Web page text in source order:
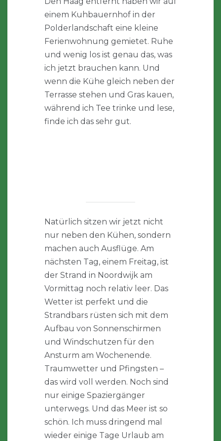
einem Kuhbauernhof in der
Polderlandschaft eine kleine
Ferienwohnung gemietet. Ruhe
und wenig los ist genau das, was
ich jetzt brauchen kann. Und
wenn die Kühe gleich neben der
Terrasse stehen und Gras kauen,
während ich Tee trinke und lese,
finde ich das sehr gut.
Natürlich sitzen wir jetzt nicht
nur neben den Kühen, sondern
machen auch Ausflüge. Am
nächsten Tag, einem Freitag, ist
der Strand in Noordwijk am
Vormittag noch relativ leer. Das
Wetter ist perfekt und die
Strandbars rüsten sich mit dem
Aufbau von Sonnenschirmen
und Windschutzen für den
Ansturm am Wochenende.
Traumwetter und Pfingsten –
das wird voll werden. Noch sind
nur einige Spaziergänger
unterwegs. Und das Meer ist so
schön. Ich muss dringend mal
wieder einige Tage Urlaub am